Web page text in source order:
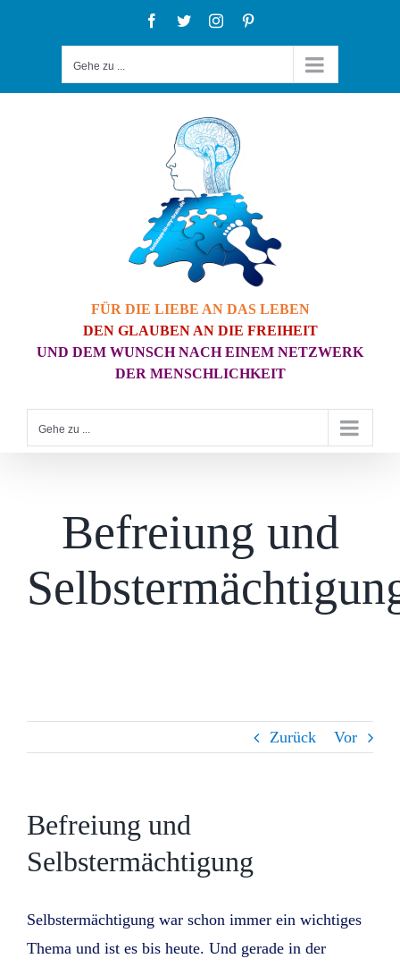
Facebook
TwitterInstagram
Gehe zu ...
FÜR DIE LIEBE AN DAS LEBEN
DEN GLAUBEN AN DIE FREIHEIT
UND DEM WUNSCH NACH EINEM NETZWERK
DER MENSCHLICHKEIT
Gehe zu ...
Befreiung und
Zurück Vor
Befreiung und
Selbstermächtigung
Selbstermächtigung war schon immer ein wichtiges
Thema und ist es bis heute. Und gerade in der